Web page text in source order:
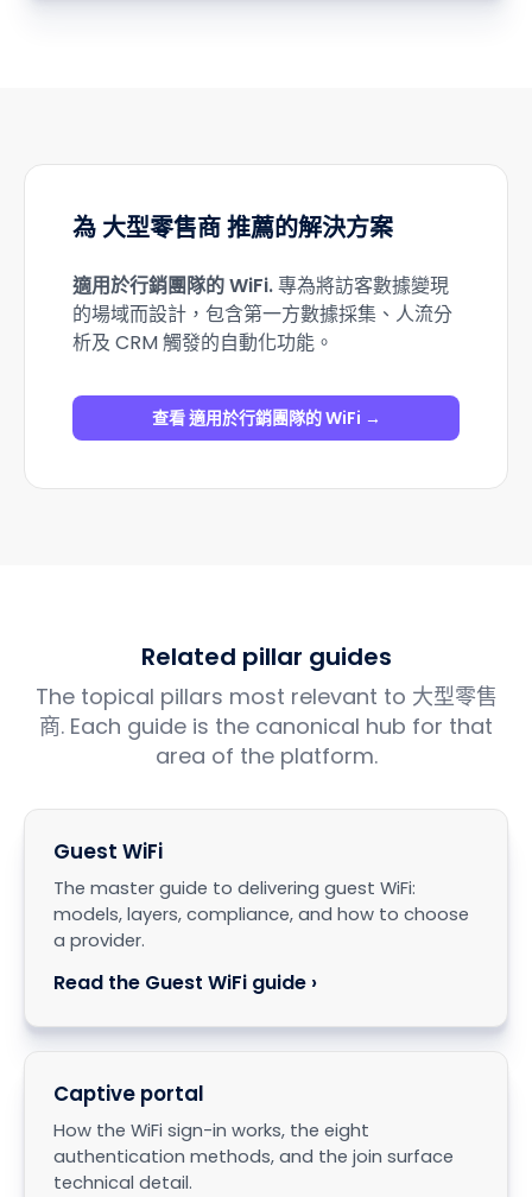
為 大型零售商 推薦的解決方案
適用於行銷團隊的 WiFi.專為將訪客數據變現
的場域而設計，包含第一方數據採集、人流分
析及 CRM 觸發的自動化功能。
查看 適用於行銷團隊的 WiFi →
Related pillar guides
The topical pillars most relevant to 大型零售
商. Each guide is the canonical hub for that
area of the platform.
Guest WiFi
The master guide to delivering guest WiFi:
models, layers, compliance, and how to choose
a provider.
Read the Guest WiFi guide ›
Captive portal
How the WiFi sign-in works, the eight
authentication methods, and the join surface
technical detail.